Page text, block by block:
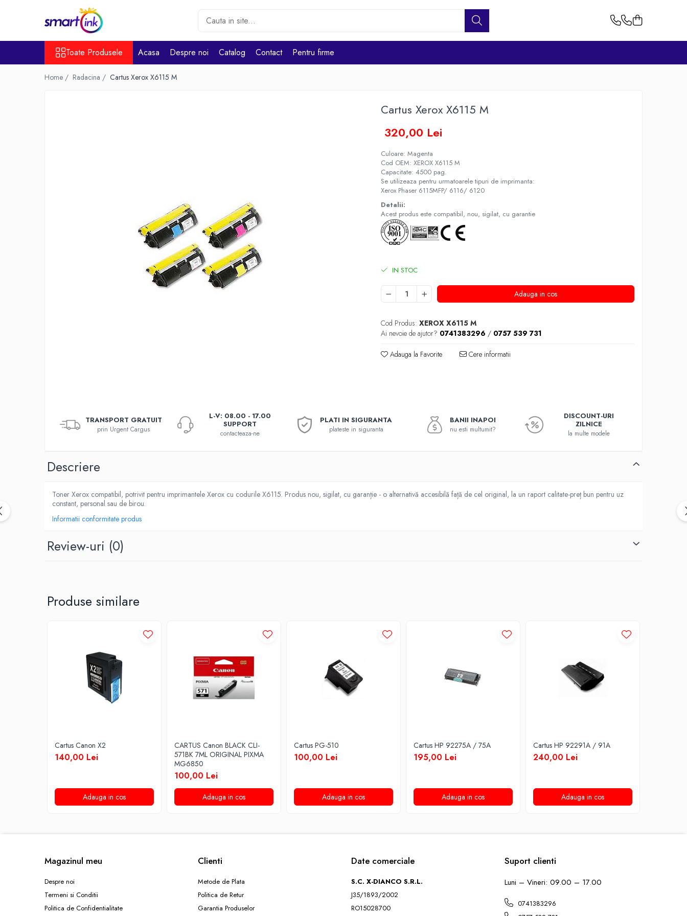
Toate Produsele Acasa Despre noi Catalog Contact Pentru firme
Home / Radacina / Cartus Xerox X6115 M
Cartus Xerox X6115 M
320,00 Lei
Culoare: Magenta
Cod OEM: XEROX X6115 M
Capacitate: 4500 pag.
Se utilizeaza pentru urmatoarele tipuri de imprimanta:
Xerox Phaser 6115MFP/ 6116/ 6120
Detalii:
Acest produs este compatibil, nou, sigilat, cu garantie
IN STOC
Adauga in cos
Cod Produs: XEROX X6115 M
Ai nevoie de ajutor? 0741383296 / 0757 539 731
Adauga la Favorite Cere informatii
TRANSPORT GRATUIT
prin Urgent Cargus
L-V: 08.00 - 17.00
SUPPORT
contacteaza-ne
PLATI IN SIGURANTA
plateste in siguranta
BANII INAPOI
nu esti multumit?
DISCOUNT-URI
ZILNICE
la multe modele
Descriere
Toner Xerox compatibil, potrivit pentru imprimantele Xerox cu codurile X6115. Produs nou, sigilat, cu garanție - o alternativă accesibilă față de cel original, la un raport calitate-preț bun pentru uz
constant, personal sau de birou.
Informatii conformitate produs
Review-uri (0)
Produse similare
Cartus Canon X2
140,00 Lei
Adauga in cos
CARTUS Canon BLACK CLI-
571BK 7ML ORIGINAL PIXMA
MG6850
100,00 Lei
Adauga in cos
Cartus PG-510
100,00 Lei
Adauga in cos
Cartus HP 92275A / 75A
195,00 Lei
Adauga in cos
Cartus HP 92291A / 91A
240,00 Lei
Adauga in cos
Magazinul meu
Despre noi
Termeni si Conditii
Politica de Confidentialitate
Clienti
Metode de Plata
Politica de Retur
Garantia Produselor
Date comerciale
S.C. X-DIANCO S.R.L.
J35/1893/2002
RO15028700
Suport clienti
Luni – Vineri: 09.00 – 17.00
0741383296